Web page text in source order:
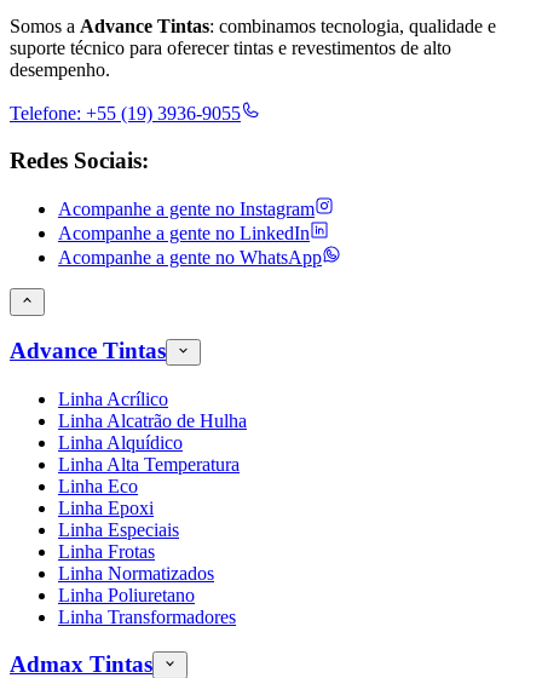
Somos a Advance Tintas: combinamos tecnologia, qualidade e
suporte técnico para oferecer tintas e revestimentos de alto
desempenho.
Telefone: +55 (19) 3936-9055
Redes Sociais:
Acompanhe a gente no Instagram
Acompanhe a gente no LinkedIn
Acompanhe a gente no WhatsApp
Advance Tintas
Linha Acrílico
Linha Alcatrão de Hulha
Linha Alquídico
Linha Alta Temperatura
Linha Eco
Linha Epoxi
Linha Especiais
Linha Frotas
Linha Normatizados
Linha Poliuretano
Linha Transformadores
Admax Tintas